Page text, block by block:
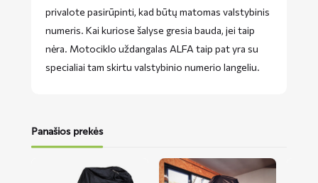
privalote pasirūpinti, kad būtų matomas valstybinis
numeris. Kai kuriose šalyse gresia bauda, ​​jei taip
nėra. Motociklo uždangalas ALFA taip pat yra su
specialiai tam skirtu valstybinio numerio langeliu.
Panašios prekės
Lees